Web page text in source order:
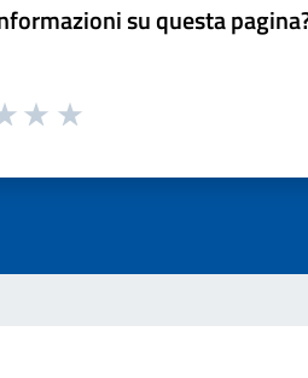
su questa